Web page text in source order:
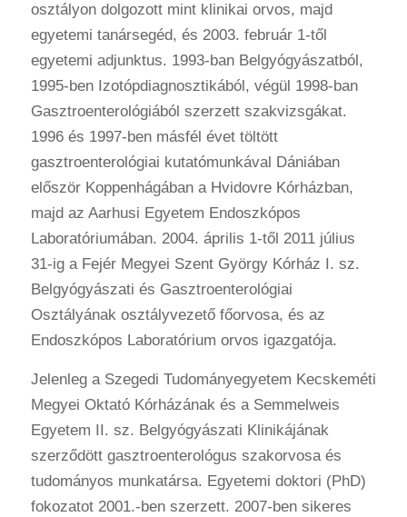
osztályon dolgozott mint klinikai orvos, majd
egyetemi tanársegéd, és 2003. február 1-től
egyetemi adjunktus. 1993-ban Belgyógyászatból,
1995-ben Izotópdiagnosztikából, végül 1998-ban
Gasztroenterológiából szerzett szakvizsgákat.
1996 és 1997-ben másfél évet töltött
gasztroenterológiai kutatómunkával Dániában
először Koppenhágában a Hvidovre Kórházban,
majd az Aarhusi Egyetem Endoszkópos
Laboratóriumában. 2004. április 1-től 2011 július
31-ig a Fejér Megyei Szent György Kórház I. sz.
Belgyógyászati és Gasztroenterológiai
Osztályának osztályvezető főorvosa, és az
Endoszkópos Laboratórium orvos igazgatója.
Jelenleg a Szegedi Tudományegyetem Kecskeméti
Megyei Oktató Kórházának és a Semmelweis
Egyetem II. sz. Belgyógyászati Klinikájának
szerződött gasztroenterológus szakorvosa és
tudományos munkatársa. Egyetemi doktori (PhD)
fokozatot 2001.-ben szerzett. 2007-ben sikeres